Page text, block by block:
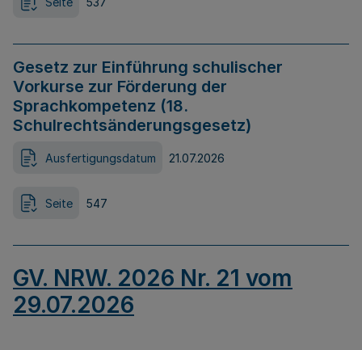
Gesetz zur Einführung schulischer
Vorkurse zur Förderung der
Sprachkompetenz (18.
Schulrechtsänderungsgesetz)
Ausfertigungsdatum 21.07.2026
Seite 547
GV. NRW. 2026 Nr. 21 vom
29.07.2026